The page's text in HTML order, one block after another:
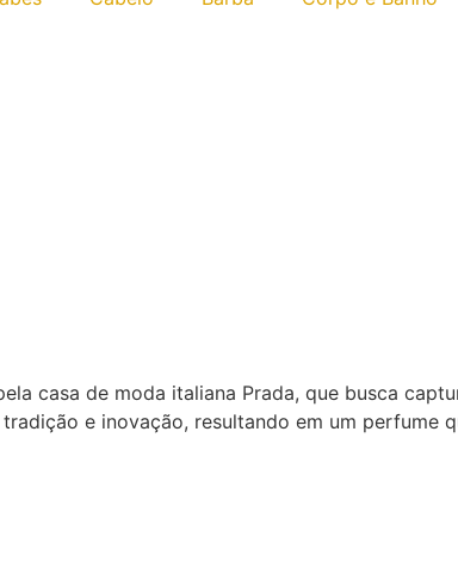
casa de moda italiana Prada, que busca
e inovação, resultando em um perfume